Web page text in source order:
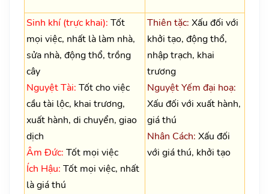
Sinh khí (trực khai): Tốt
mọi việc, nhất là làm nhà,
sửa nhà, động thổ, trồng
cây
Nguyệt Tài: Tốt cho việc
cầu tài lộc, khai trương,
xuất hành, di chuyển, giao
dịch
Âm Đức: Tốt mọi việc
Ích Hậu: Tốt mọi việc, nhất
là giá thú
Thiên tặc: Xấu đối với
khởi tạo, động thổ,
nhập trạch, khai
trương
Nguyệt Yếm đại hoạ:
Xấu đối với xuất hành,
giá thú
Nhân Cách: Xấu đối
với giá thú, khởi tạo